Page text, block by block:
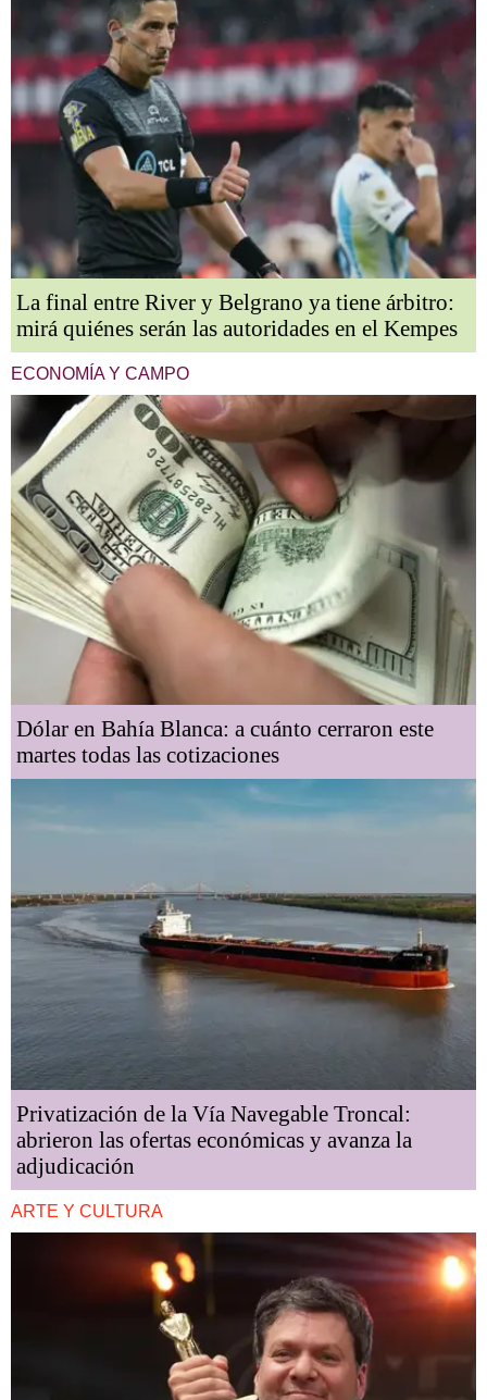
La final entre River y Belgrano ya tiene árbitro:
mirá quiénes serán las autoridades en el Kempes
ECONOMÍA Y CAMPO
Dólar en Bahía Blanca: a cuánto cerraron este
martes todas las cotizaciones
Privatización de la Vía Navegable Troncal:
abrieron las ofertas económicas y avanza la
adjudicación
ARTE Y CULTURA